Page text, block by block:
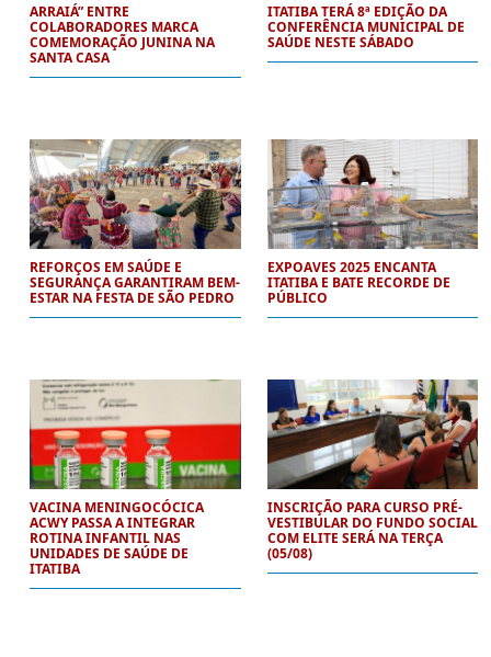
ARRAIÁ” ENTRE
COLABORADORES MARCA
COMEMORAÇÃO JUNINA NA
SANTA CASA
ITATIBA TERÁ 8ª EDIÇÃO DA
CONFERÊNCIA MUNICIPAL DE
SAÚDE NESTE SÁBADO
REFORÇOS EM SAÚDE E
SEGURANÇA GARANTIRAM BEM-
ESTAR NA FESTA DE SÃO PEDRO
EXPOAVES 2025 ENCANTA
ITATIBA E BATE RECORDE DE
PÚBLICO
VACINA MENINGOCÓCICA
ACWY PASSA A INTEGRAR
ROTINA INFANTIL NAS
UNIDADES DE SAÚDE DE
ITATIBA
INSCRIÇÃO PARA CURSO PRÉ-
VESTIBULAR DO FUNDO SOCIAL
COM ELITE SERÁ NA TERÇA
(05/08)